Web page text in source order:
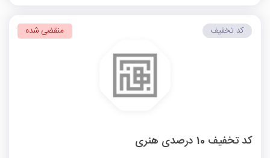
کد تخفیف 10 درصدی هنری
کد تخفیف منقضی شده